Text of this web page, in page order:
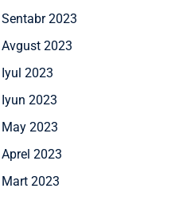
Sentabr 2023
Avgust 2023
Iyul 2023
Iyun 2023
May 2023
Aprel 2023
Mart 2023